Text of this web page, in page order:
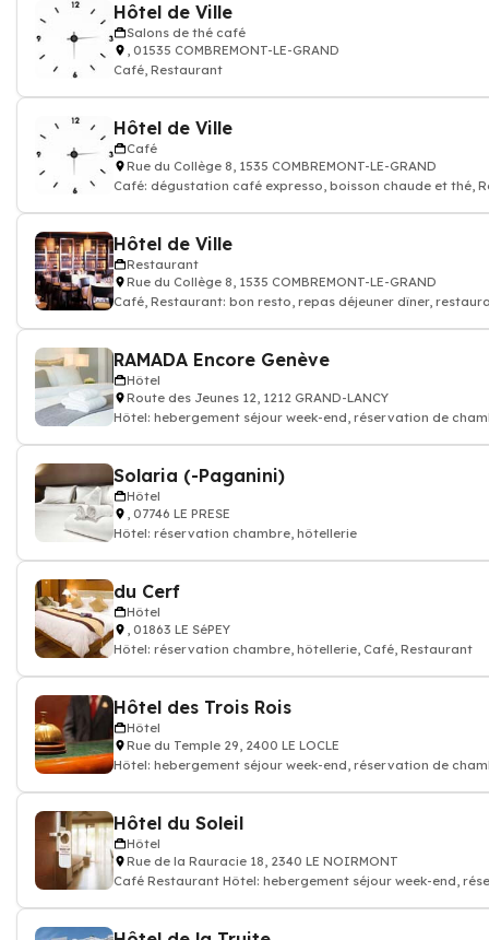
Hôtel de Ville
Salons de thé café
, 01535 COMBREMONT-LE-GRAND
Café, Restaurant
Hôtel de Ville
Café
Rue du Collège 8, 1535 COMBREMONT-LE-GRAND
Café: dégustation café expresso, boisson chaude et thé,
Hôtel de Ville
Restaurant
Rue du Collège 8, 1535 COMBREMONT-LE-GRAND
Café, Restaurant: bon resto, repas déjeuner dîner,
RAMADA Encore Genève
Hôtel
Route des Jeunes 12, 1212 GRAND-LANCY
Hôtel: hebergement séjour week-end, réservation de
Solaria (-Paganini)
Hôtel
, 07746 LE PRESE
Hôtel: réservation chambre, hôtellerie
du Cerf
Hôtel
, 01863 LE SéPEY
Hôtel: réservation chambre, hôtellerie, Café, Restaurant
Hôtel des Trois Rois
Hôtel
Rue du Temple 29, 2400 LE LOCLE
Hôtel: hebergement séjour week-end, réservation de
Hôtel du Soleil
Hôtel
Rue de la Rauracie 18, 2340 LE NOIRMONT
Café Restaurant Hôtel: hebergement séjour week-end,